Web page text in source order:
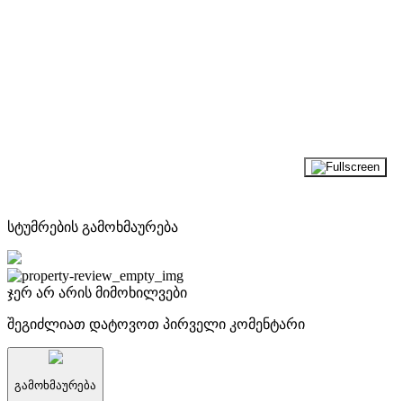
სტუმრების გამოხმაურება
ჯერ არ არის მიმოხილვები
შეგიძლიათ დატოვოთ პირველი კომენტარი
გამოხმაურება